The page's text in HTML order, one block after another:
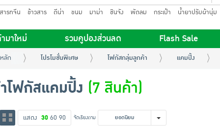
ารทจีน ข้าวสาร ดีน่า ขนม มาม่า ชินจัง พัดลม กระเป๋า น้ำยาปรับผ้านุ่ม
มาใหม่ รวมคูปองส่วนลด Flash Sale
ลัก โปรโมชั่นพิเศษ โฟกัสกลุ่มลูกค้า แคมปิ้ง
โฟกัสแคมปิ้ง (7 สินค้า)
แสดง 30 60 90 จัดเรียงตาม ยอดนิยม